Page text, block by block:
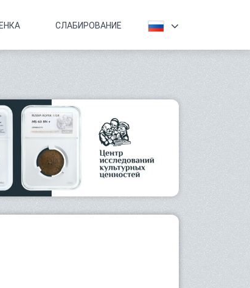
СЛАБИРОВАНИЕ